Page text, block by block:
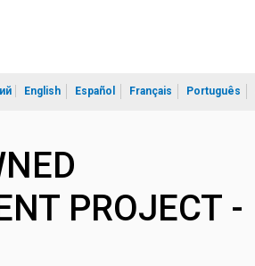
English Español Français Português
PROJECT -